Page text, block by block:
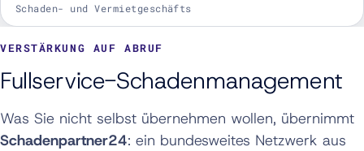
Schaden- und Vermietgeschäfts
VERSTÄRKUNG AUF ABRUF
Fullservice-Schadenmanagement
Was Sie nicht selbst übernehmen wollen, übernimmt
Schadenpartner24: ein bundesweites Netzwerk aus